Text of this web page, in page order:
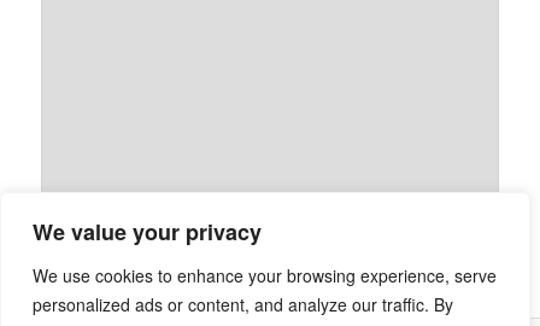
We value your privacy
We use cookies to enhance your browsing experience, serve
personalized ads or content, and analyze our traffic. By